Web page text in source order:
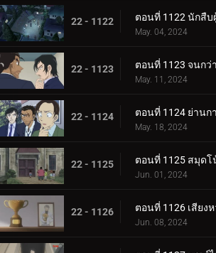
22 - 1122 ตอนที่ 1122 นักสืบ
May. 04, 2024
22 - 1123
May. 11, 2024
22 - 1124
May. 18, 2024
22 - 1125
Jun. 01, 2024
22 - 1126
Jun. 08, 2024